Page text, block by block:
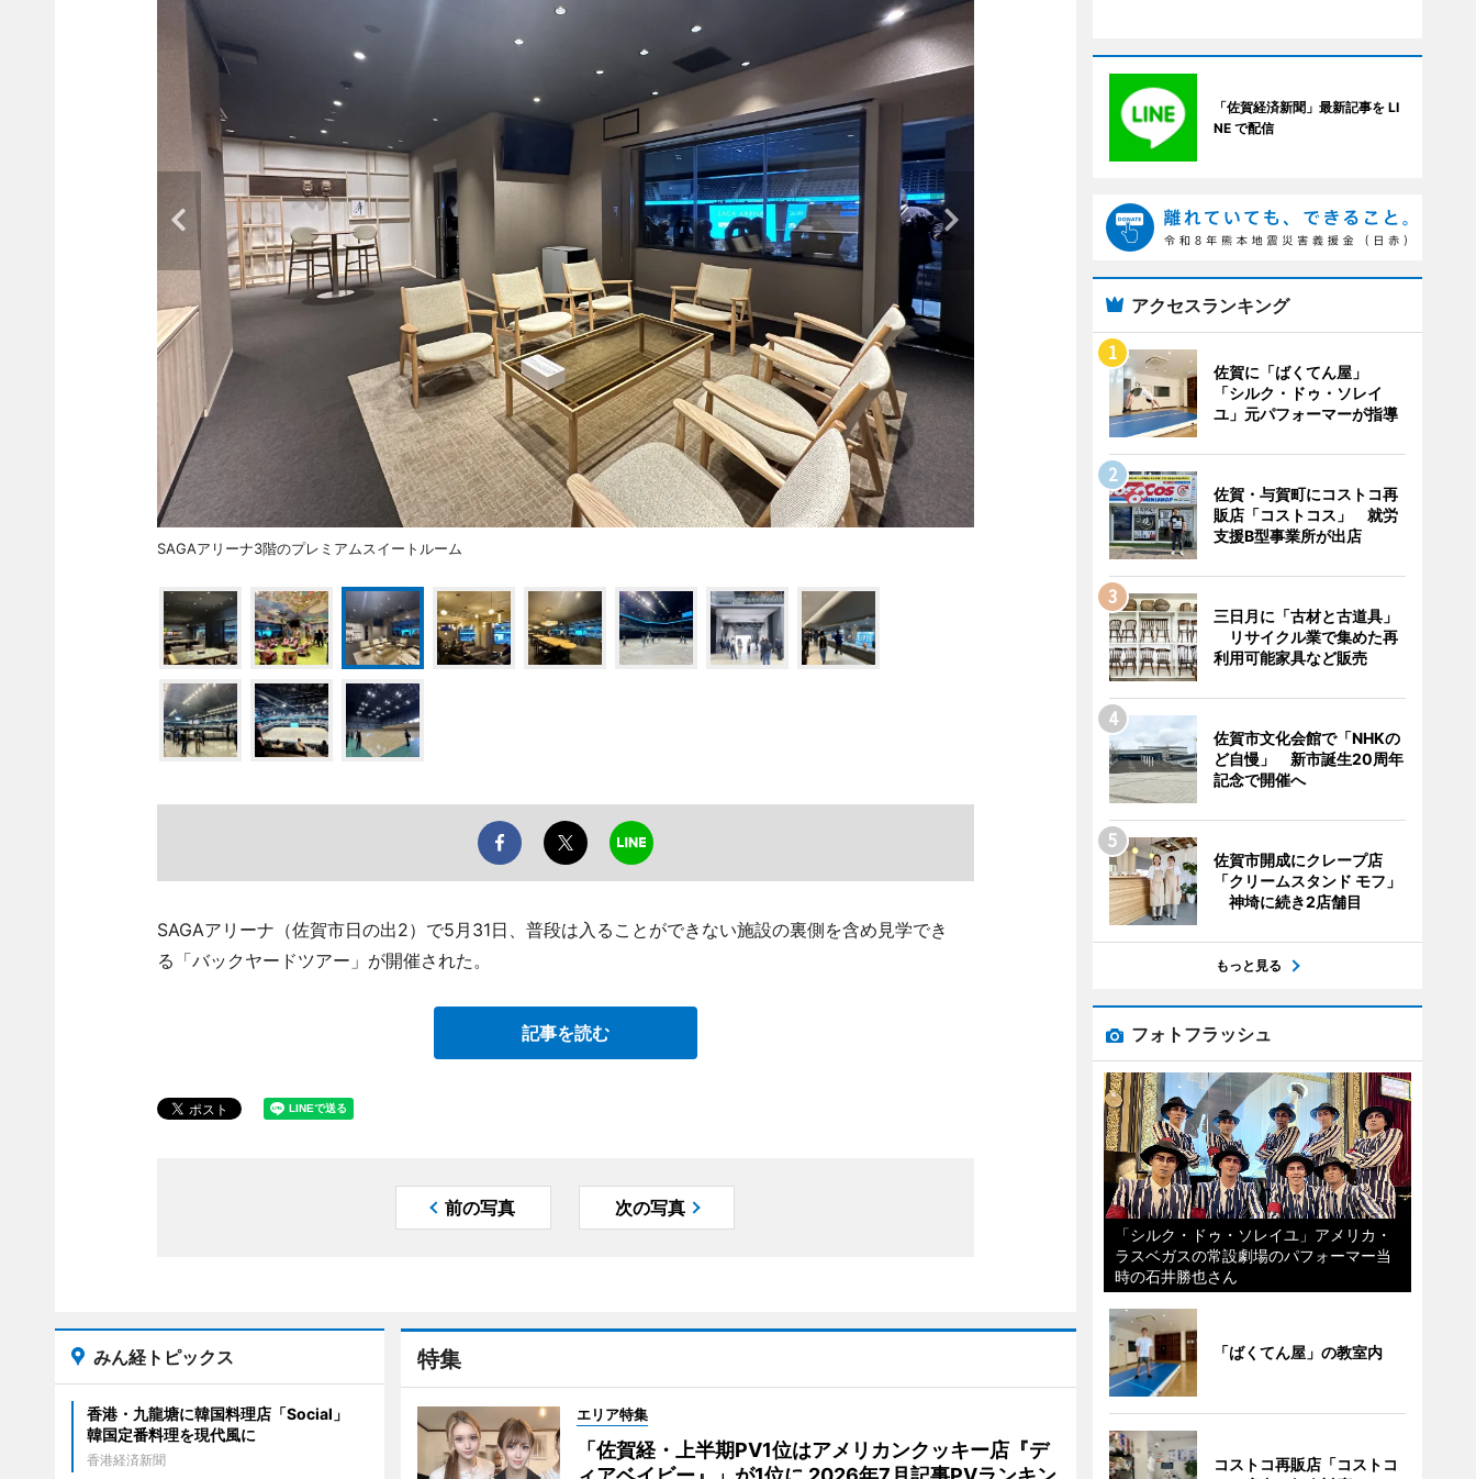
SAGAアリーナ3階のプレミアムスイートルーム
SAGAアリーナ（佐賀市日の出2）で5月31日、普段は入ることができない施設の裏側を含め見学でき
る「バックヤードツアー」が開催された。
記事を読む
前の写真 次の写真
特集
エリア特集
「佐賀経・上半期PV1位はアメリカンクッキー店『デ
みん経トピックス
香港・九龍塘に韓国料理店「Social」
韓国定番料理を現代風に
香港経済新聞
「佐賀経済新聞」最新記事を LI
NE で配信
アクセスランキング
佐賀に「ばくてん屋」
「シルク・ドゥ・ソレイ
ユ」元パフォーマーが指導
佐賀・与賀町にコストコ再
販店「コストコス」 就労
支援B型事業所が出店
三日月に「古材と古道具」
リサイクル業で集めた再
利用可能家具など販売
佐賀市文化会館で「NHKの
ど自慢」 新市誕生20周年
記念で開催へ
佐賀市開成にクレープ店
「クリームスタンド モフ」
神埼に続き2店舗目
もっと見る
フォトフラッシュ
「シルク・ドゥ・ソレイユ」アメリカ・
ラスベガスの常設劇場のパフォーマー当
時の石井勝也さん
「ばくてん屋」の教室内
コストコ再販店「コストコ